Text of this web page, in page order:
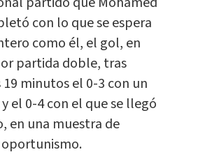
con lo que se espera
como él, el gol, en
partida doble, tras
minutos el 0-3 con un
el 0-4 con el que se llegó
en una muestra de